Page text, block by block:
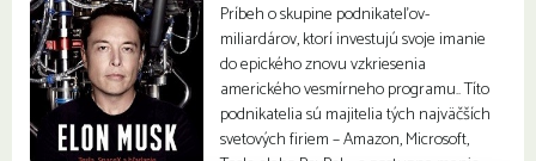
Príbeh o skupine podnikateľov-
miliardárov, ktorí investujú svoje imanie
do epického znovu vzkriesenia
amerického vesmírneho programu.. Títo
podnikatelia sú majitelia tých najväčších
svetových firiem – Amazon, Microsoft,